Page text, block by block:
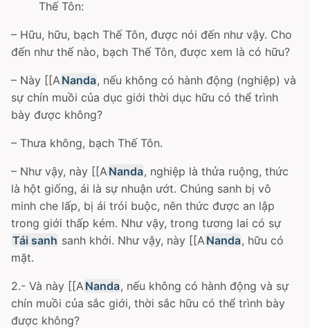
Thế Tôn:
– Hữu, hữu, bạch Thế Tôn, được nói đến như vậy. Cho
đến như thế nào, bạch Thế Tôn, được xem là có hữu?
– Này [[A Nanda, nếu không có hành động (nghiệp) và
sự chín muồi của dục giới thời dục hữu có thể trình
bày được không?
– Thưa không, bạch Thế Tôn.
– Như vậy, này [[A Nanda, nghiệp là thửa ruộng, thức
là hột giống, ái là sự nhuận ướt. Chúng sanh bị vô
minh che lấp, bị ái trói buộc, nên thức được an lập
trong giới thấp kém. Như vậy, trong tương lai có sự
Tái sanh sanh khởi. Như vậy, này [[A Nanda, hữu có
mặt.
2.- Và này [[A Nanda, nếu không có hành động và sự
chín muồi của sắc giới, thời sắc hữu có thể trình bày
được không?